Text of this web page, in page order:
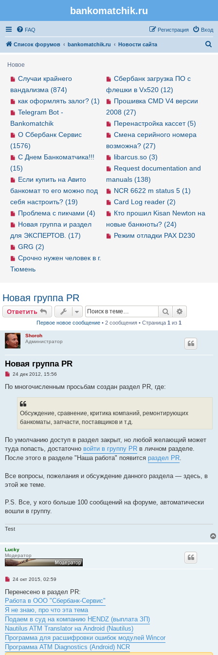
bankomatchik.ru
FAQ Вход
Регистрация
Список форумов bankomatchik.ru Новости сайта
Новое
Сбербанк загрузка ПО с
флешки в Vx520 (12)
Прошивка CMD V4 версии
2008 (27)
Перенастройка кассет (5)
Смена серийного номера
возможна? (27)
libarcus.so (3)
Request documentation and
manuals (138)
NCR 6622 m status 5 (1)
Card Log reader (2)
Кто прошил Kisan Newton на
новые банкноты? (24)
Режим отладки PAX D230
Случаи крайнего
вандализма (874)
как оформлять залог? (1)
Telegram Bot -
Bankomatchik
О Сбербанк Сервис
(1576)
С Днем Банкоматчика!!!
(15)
Если купить на Авито
банкомат то его можно под
себя настроить? (19)
Проблема с пикчами (4)
Новая группа и раздел
для ЭКСПЕРТОВ. (17)
GRG (2)
Срочно нужен человек в г.
Тюмень
Новая группа PR
Ответить
Ответить Поиск
Первое новое сообщение • 2 сообщения • Страница 1 из 1
Shoroh
Администратор
Новая группа PR
Н
п
о
е
с
о
е
н
24 дек 2012, 15:56
По многочисленным просьбам создан раздел PR, где:
Обсуждение, сравнение, критика компаний, ремонтирующих
банкоматы, запчасти, поставщиков и т.д.
По умолчанию доступ в раздел закрыт, но любой желающий может
туда попасть, достаточно войти в группу PR в личном разделе.
После этого в разделе "Наша работа" появится раздел PR
Все вопросы, пожелания и обсуждение данного раздела — здесь, в
этой же теме.
P.S. Все, у кого больше 100 сообщений на форуме, автоматически
вошли в группу.
Test
Lucky
Модератор
Н
п
р
о
ч
и
т
а
н
н
о
е
24 окт 2015, 02:59
Перенесено в раздел PR:
Работа в ООО "Сбербанк-Сервис"
Я не знаю, про что эта тема
Подаем в суд на компанию HENDZ (выплата ЗП)
Nautilus ATM Translator на Android (Nautilus)
Программа для расшифровки ошибок модулей Wincor
Программа ATM Diagnostics (Android) NCR